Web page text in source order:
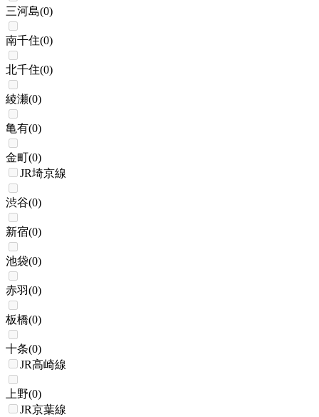
三河島(0)
南千住(0)
北千住(0)
綾瀬(0)
亀有(0)
金町(0)
JR埼京線
渋谷(0)
新宿(0)
池袋(0)
赤羽(0)
板橋(0)
十条(0)
JR高崎線
上野(0)
JR京葉線